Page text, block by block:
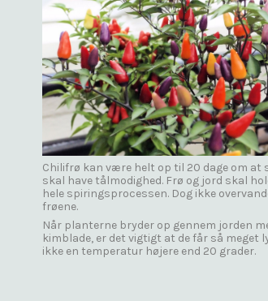
Chilifrø kan være helt op til 20 dage om at
skal have tålmodighed. Frø og jord skal
hele spiringsprocessen. Dog ikke
frøene.
Når planterne bryder op gennem jorden
kimblade, er det vigtigt at de får så meget
ikke en temperatur højere end 20 grader.